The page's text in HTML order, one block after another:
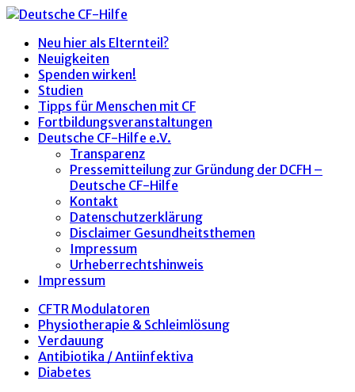
Neu hier als Elternteil?
Neuigkeiten
Spenden wirken!
Studien
Tipps für Menschen mit CF
Fortbildungsveranstaltungen
Deutsche CF-Hilfe e.V.
Transparenz
Pressemitteilung zur Gründung der DCFH –
Deutsche CF-Hilfe
Kontakt
Datenschutzerklärung
Disclaimer Gesundheitsthemen
Impressum
Urheberrechtshinweis
Impressum
CFTR Modulatoren
Physiotherapie & Schleimlösung
Verdauung
Antibiotika / Antiinfektiva
Diabetes